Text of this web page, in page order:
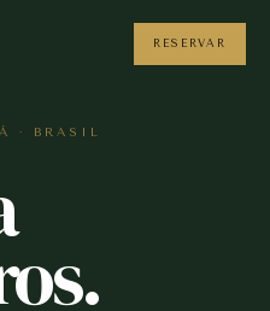
RESERVAR
· BRASIL